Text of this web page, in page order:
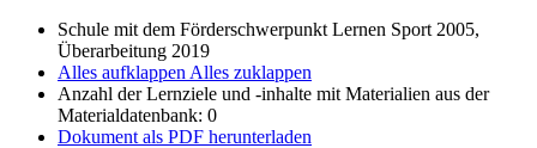
Schule mit dem Förderschwerpunkt Lernen Sport 2005,
Überarbeitung 2019
Alles aufklappen Alles zuklappen
Anzahl der Lernziele und -inhalte mit Materialien aus der
Materialdatenbank: 0
Dokument als PDF herunterladen